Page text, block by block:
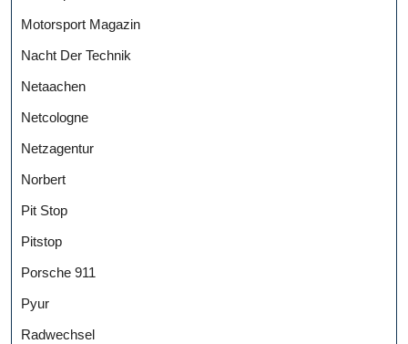
Motorsport Magazin
Nacht Der Technik
Netaachen
Netcologne
Netzagentur
Norbert
Pit Stop
Pitstop
Porsche 911
Pyur
Radwechsel